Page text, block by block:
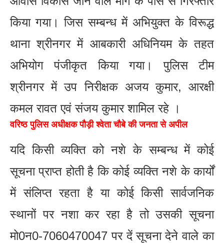
किया गया। जिस सम्बन्ध में अभियुक्त के विरूद्ध
थाना श्रीनगर में आबकारी अधिनियम के तहत
अभियोग पंजीकृत किया गया। पुलिस टीम
श्रीनगर में उप निरीक्षक अजय कुमार, आरक्षी
कमल रावत एवं संजय कुमार शामिल रहे ।
वरिष्ठ पुलिस अधीक्षक पौड़ी श्वेता चौबे की जनता से अपील
यदि किसी व्यक्ति को नशे के सम्बन्ध में कोई
सूचना प्राप्त होती है कि कोई व्यक्ति नशे के कार्यों
में संलिप्त रहता है या कोई किसी सार्वजनिक
स्थानों पर नशा कर रहा है तो उसकी सूचना
मो0न0-7060470047 पर दें सूचना देने वाले का